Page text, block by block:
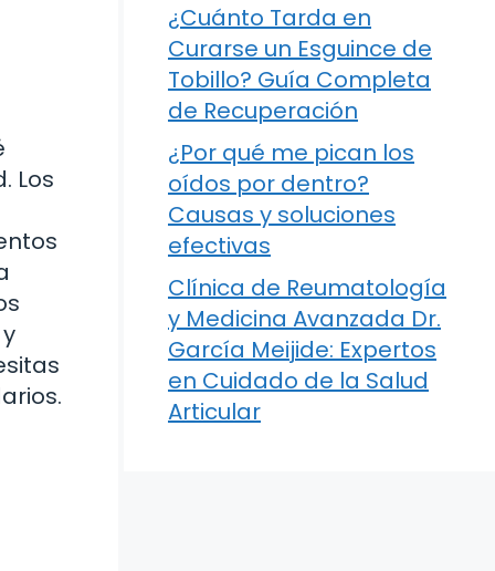
Los
¿Cuánto Tarda en
Curarse un Esguince de
Tobillo? Guía Completa
de Recuperación
¿Por qué me pican los
oídos por dentro?
Causas y soluciones
efectivas
Clínica de Reumatología
y Medicina Avanzada Dr.
García Meijide: Expertos
en Cuidado de la Salud
Articular